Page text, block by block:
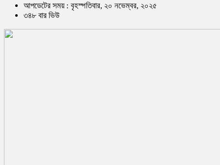
আপডেটের সময় : বৃহস্পতিবার, ২০ নভেম্বর, ২০২৫
৩৪৮ বার ভিউ